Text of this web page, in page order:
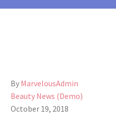
By MarvelousAdmin
Beauty News (Demo)
October 19, 2018